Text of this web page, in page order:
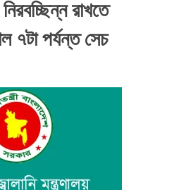
রাখতে
৭টা পর্যন্ত সেচ